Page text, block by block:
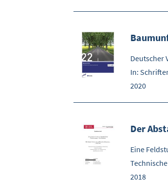
Deutscher
In:
2020
Der
Eine
2018